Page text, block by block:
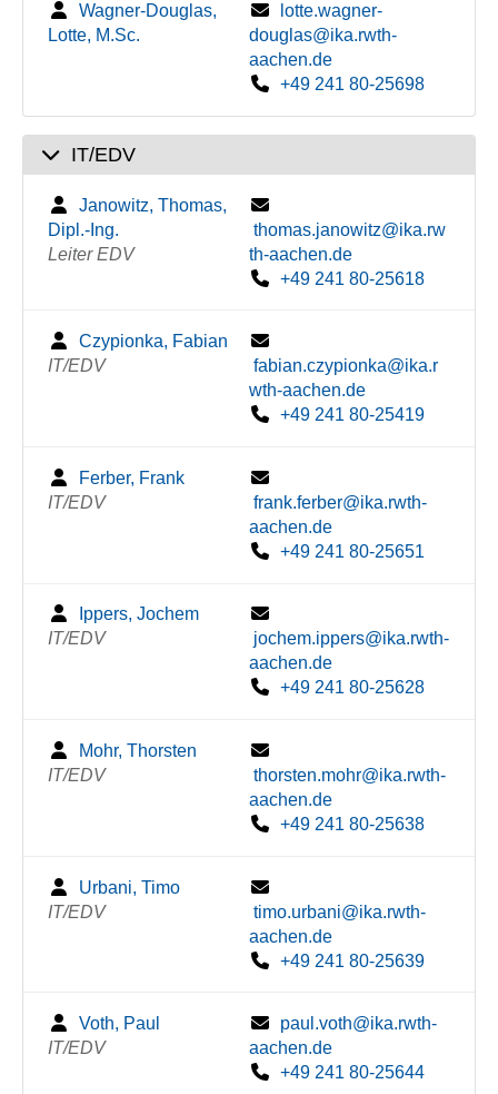
Wagner-Douglas,
Lotte, M.Sc.
lotte.wagner-
douglas@ika.rwth-
aachen.de
+49 241 80-25698
IT/EDV
Janowitz, Thomas,
Dipl.-Ing.
Leiter EDV
thomas.janowitz@ika.rw
th-aachen.de
+49 241 80-25618
Czypionka, Fabian
IT/EDV
fabian.czypionka@ika.r
wth-aachen.de
+49 241 80-25419
Ferber, Frank
IT/EDV
frank.ferber@ika.rwth-
aachen.de
+49 241 80-25651
Ippers, Jochem
IT/EDV
jochem.ippers@ika.rwth-
aachen.de
+49 241 80-25628
Mohr, Thorsten
IT/EDV
thorsten.mohr@ika.rwth-
aachen.de
+49 241 80-25638
Urbani, Timo
IT/EDV
timo.urbani@ika.rwth-
aachen.de
+49 241 80-25639
Voth, Paul
IT/EDV
paul.voth@ika.rwth-
aachen.de
+49 241 80-25644